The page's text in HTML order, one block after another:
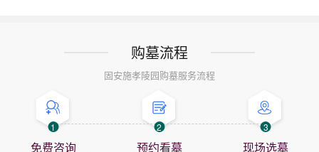
购墓流程
固安施孝陵园购墓服务流程
1
免费咨询
2
预约看墓
3
现场选墓